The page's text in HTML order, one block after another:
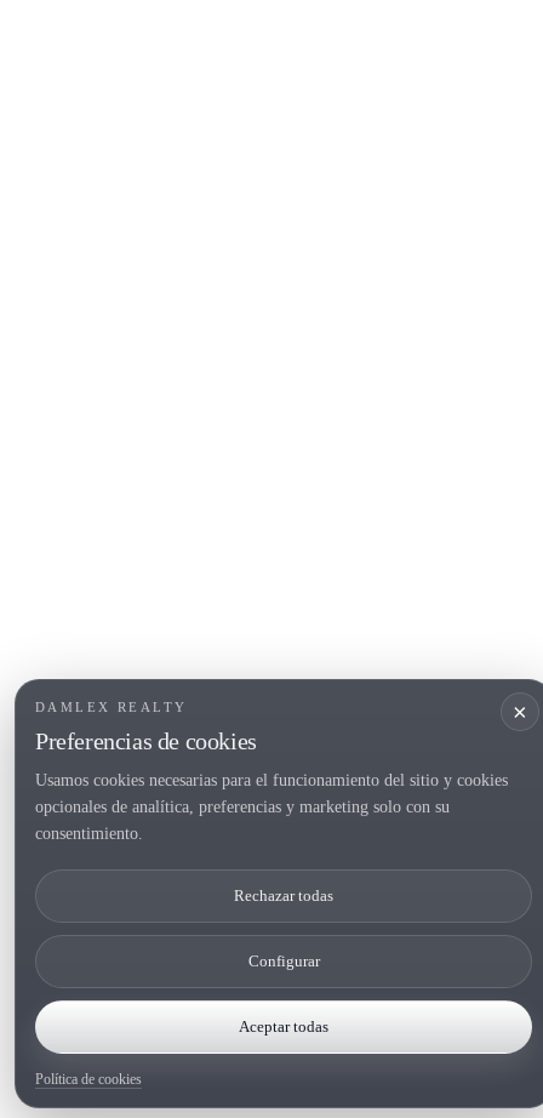
×
DAMLEX REALTY
Preferencias de cookies
Usamos cookies necesarias para el funcionamiento del sitio y cookies
opcionales de analítica, preferencias y marketing solo con su
consentimiento.
Rechazar todas
Configurar
Aceptar todas
Política de cookies